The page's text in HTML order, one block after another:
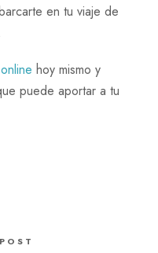
en tu viaje de
hoy mismo y
puede aportar a tu